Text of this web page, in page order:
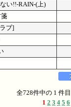
い!!-RAIN-(上)
ブ]
全728件中の 1 件
1 2 3 4 5 6